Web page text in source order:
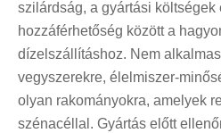
szilárdság, a gyártási költségek
hozzáférhetőség között a
dízelszállításhoz. Nem
vegyszerekre, élelmiszer-
olyan rakományokra, amelyek
szénacéllal. Gyártás előtt